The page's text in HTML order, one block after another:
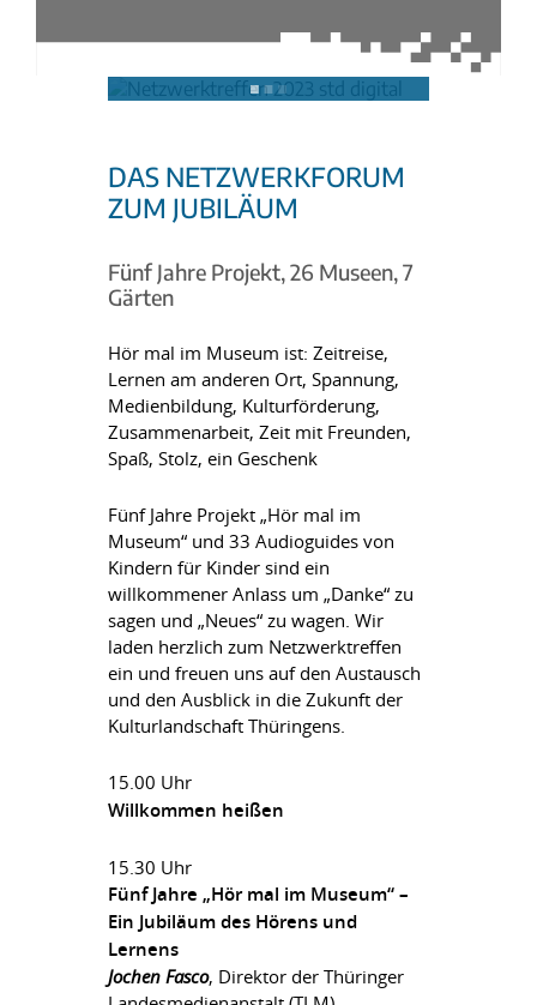
DAS NETZWERKFORUM
ZUM JUBILÄUM
Fünf Jahre Projekt, 26 Museen, 7
Gärten
Hör mal im Museum ist: Zeitreise,
Lernen am anderen Ort, Spannung,
Medienbildung, Kulturförderung,
Zusammenarbeit, Zeit mit Freunden,
Spaß, Stolz, ein Geschenk
Fünf Jahre Projekt „Hör mal im
Museum“ und 33 Audioguides von
Kindern für Kinder sind ein
willkommener Anlass um „Danke“ zu
sagen und „Neues“ zu wagen. Wir
laden herzlich zum Netzwerktreffen
ein und freuen uns auf den Austausch
und den Ausblick in die Zukunft der
Kulturlandschaft Thüringens.
15.00 Uhr
Willkommen heißen
15.30 Uhr
Fünf Jahre „Hör mal im Museum“ –
Ein Jubiläum des Hörens und
Lernens
Jochen Fasco, Direktor der Thüringer